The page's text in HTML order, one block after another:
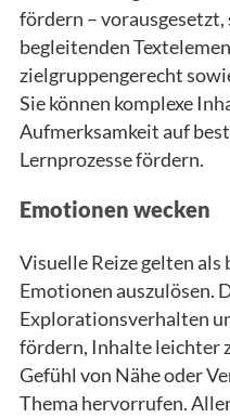
fördern – vorausgesetzt,
begleitenden
zielgruppengerecht
Sie können komplexe
Aufmerksamkeit auf
Lernprozesse fördern.
Emotionen wecken
Visuelle Reize gelten
Emotionen auszulösen.
Explorationsverhalten
fördern, Inhalte leichter
Gefühl von Nähe oder
Thema hervorrufen.